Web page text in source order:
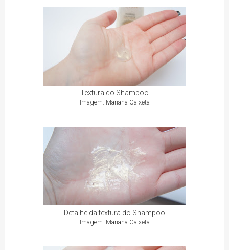
Textura do Shampoo
Imagem: Mariana Caixeta
Detalhe da textura do Shampoo
Imagem: Mariana Caixeta